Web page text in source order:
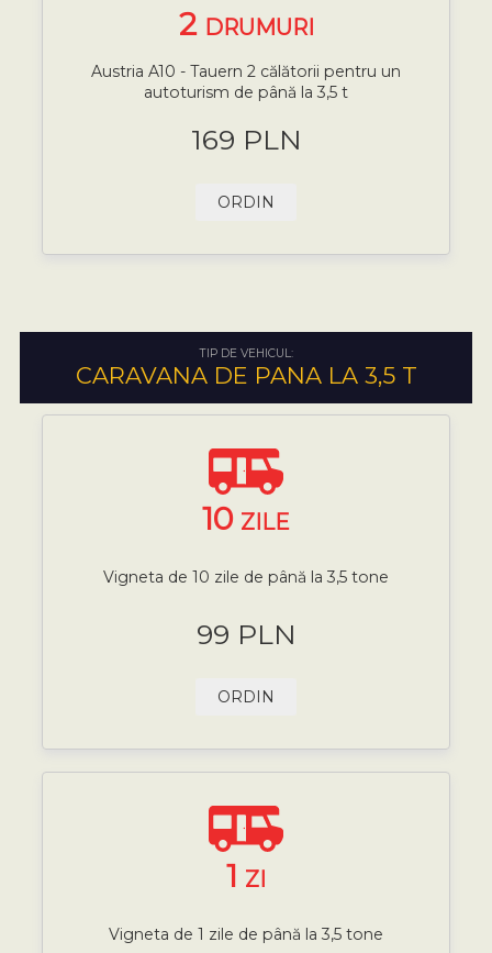
2 DRUMURI
Austria A10 - Tauern 2 călătorii pentru un
autoturism de până la 3,5 t
169 PLN
ORDIN
TIP DE VEHICUL:
CARAVANA DE PANA LA 3,5 T
10 ZILE
Vigneta de 10 zile de până la 3,5 tone
99 PLN
ORDIN
1 ZI
Vigneta de 1 zile de până la 3,5 tone